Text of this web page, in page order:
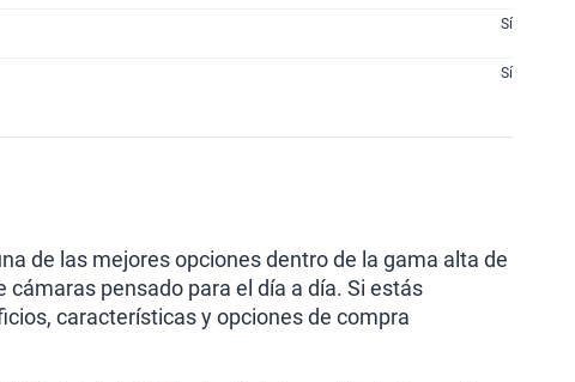
Sí
Sí
de las mejores opciones dentro de la gama alta de
pensado para el día a día. Si estás
características y opciones de compra